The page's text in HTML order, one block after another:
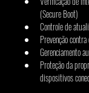
(Secure Boot)
Controle de
Prevenção
Gerenciamento
Proteção da
dispositivos